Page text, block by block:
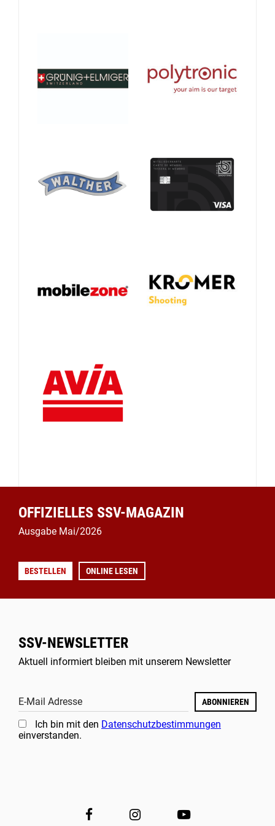
OFFIZIELLES SSV-MAGAZIN
Ausgabe Mai/2026
BESTELLEN ONLINE LESEN
SSV-NEWSLETTER
Aktuell informiert bleiben mit unserem Newsletter
E-Mail Adresse ABONNIEREN
Ich bin mit den Datenschutzbestimmungen
einverstanden.